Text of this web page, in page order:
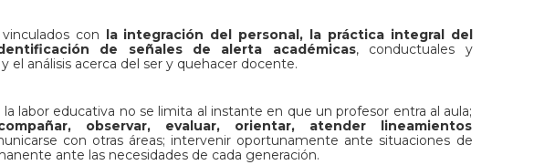
con la integración del personal, la práctica integral del
de señales de alerta académicas, conductuales y
análisis acerca del ser y quehacer docente.
labor educativa no se limita al instante en que un profesor entra al aula;
observar, evaluar, orientar, atender lineamientos
con otras áreas; intervenir oportunamente ante situaciones de
ante las necesidades de cada generación.